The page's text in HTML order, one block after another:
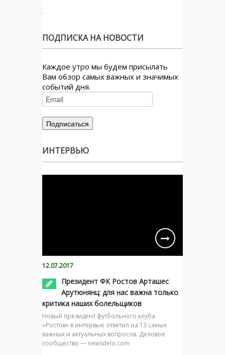
ПОДПИСКА НА НОВОСТИ
Каждое утро мы будем присылать
Вам обзор самых важных и значимых
событий дня.
ИНТЕРВЬЮ
12.07.2017
Президент ФК Ростов Арташес
Арутюнянц: для нас важна только
критика наших болельщиков
Новый президент футбольного клуба
«Ростов» в интервью ответил на 13 самых
важных и актуальных вопросов. Деловое
сообщество — newsdelo.com